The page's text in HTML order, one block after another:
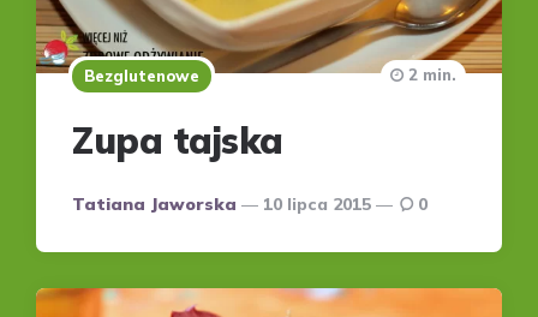
Bezglutenowe
Zupa tajska
Posted
Tatiana Jaworska 10 lipca 2015
2 min.
0